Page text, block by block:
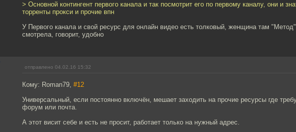
> Основной контингент первого канала и так посмотрит его по первому каналу, они и
торренты прокси и прочие впн
У Первого канала и свой ресурс для онлайн видео есть толковый, женщина там
смотрела, говорит, удобно
отправлено 04.02.16 15:32
Кому: Roman79, #12
Универсальный, если постоянно включён, мешает заходить на прочие ресурсы где
форум или почта.
А этот висит себе и есть не просит, работает только на нужный адрес.